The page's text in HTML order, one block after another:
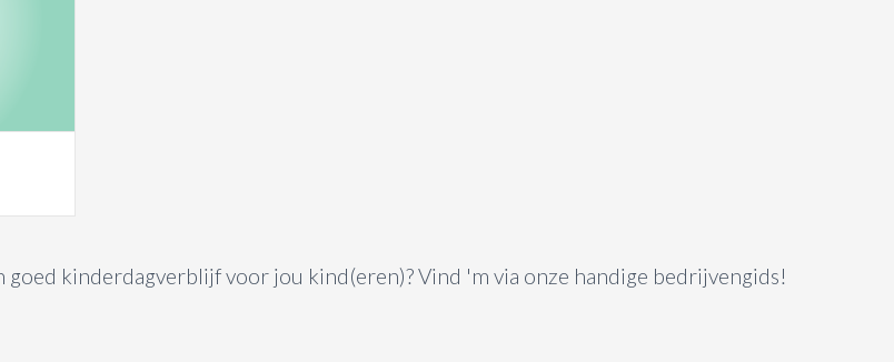
goed kinderdagverblijf voor jou kind(eren)? Vind 'm via onze handige bedrijvengids!